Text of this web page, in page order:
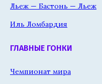
Льеж — Бастонь — Льеж
Иль Ломбардия
ГЛАВНЫЕ ГОНКИ
Чемпионат мира